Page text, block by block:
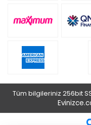
Tüm bilgileriniz 256bit